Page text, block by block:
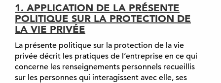
1. APPLICATION DE LA PRÉSENTE
POLITIQUE SUR LA PROTECTION DE
LA VIE PRIVÉE
La présente politique sur la protection de la vie
privée décrit les pratiques de l’entreprise en ce qui
concerne les renseignements personnels recueillis
sur les personnes qui interagissent avec elle, ses